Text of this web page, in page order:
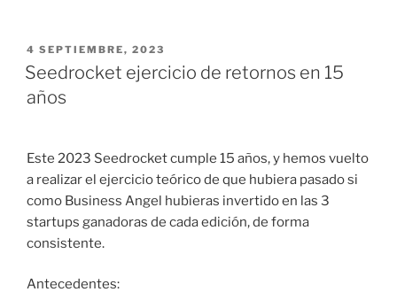
PUBLICADO
EL
4 SEPTIEMBRE, 2023
Seedrocket ejercicio de retornos en 15
años
Este 2023 Seedrocket cumple 15 años, y hemos vuelto
a realizar el ejercicio teórico de que hubiera pasado si
como Business Angel hubieras invertido en las 3
startups ganadoras de cada edición, de forma
consistente.
Antecedentes: